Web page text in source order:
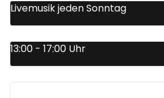
Livemusik jeden Sonntag
13:00 - 17:00 Uhr